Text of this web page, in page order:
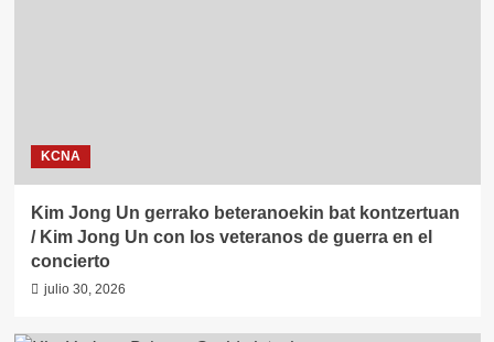
KCNA
Kim Jong Un gerrako beteranoekin bat kontzertuan
/ Kim Jong Un con los veteranos de guerra en el
concierto
julio 30, 2026